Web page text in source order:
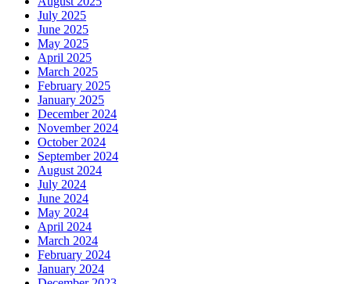
July 2025
June 2025
May 2025
April 2025
March 2025
February 2025
January 2025
December 2024
November 2024
October 2024
September 2024
August 2024
July 2024
June 2024
May 2024
April 2024
March 2024
February 2024
January 2024